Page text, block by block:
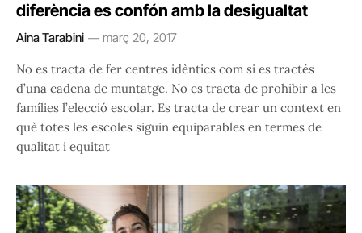
diferència es confón amb la desigualtat
Aina Tarabini març 20, 2017
No es tracta de fer centres idèntics com si es tractés
d’una cadena de muntatge. No es tracta de prohibir a les
famílies l’elecció escolar. Es tracta de crear un context en
què totes les escoles siguin equiparables en termes de
qualitat i equitat